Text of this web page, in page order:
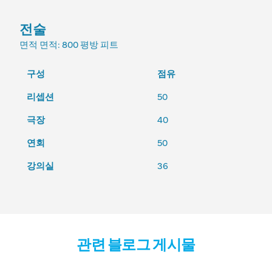
전술
면적 면적: 800 평방 피트
구성
점유
리셉션
50
극장
40
연회
50
강의실
36
관련 블로그 게시물